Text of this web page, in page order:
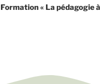
Formation « La pédagogie